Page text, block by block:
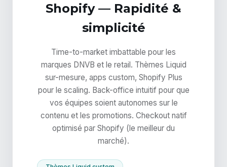
Shopify — Rapidité &
simplicité
Time-to-market imbattable pour les
marques DNVB et le retail. Thèmes Liquid
sur-mesure, apps custom, Shopify Plus
pour le scaling. Back-office intuitif pour que
vos équipes soient autonomes sur le
contenu et les promotions. Checkout natif
optimisé par Shopify (le meilleur du
marché).